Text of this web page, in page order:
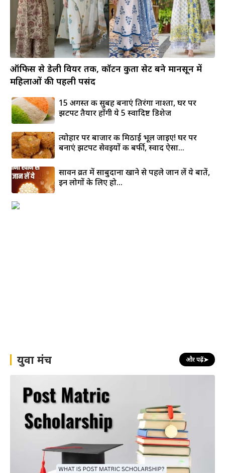
ऑफिस से डेली वियर तक, कॉटन कुर्ता सेट बने मानसून में
महिलाओं की पहली पसंद
15 अगस्त की सुबह बनाएं तिरंगा नाश्ता, घर पर
झटपट तैयार होंगी ये 5 स्वादिष्ट डिशेज
त्योहार पर बाजार की मिठाई भूल जाइए! घर पर
बनाएं झटपट सेवइयों की बर्फी, स्वाद ऐसा...
सावन व्रत में साबुदाना खाने से पहले जान लें ये बातें,
इन लोगों के लिए हो...
युवा मंच और पढ़ें➤